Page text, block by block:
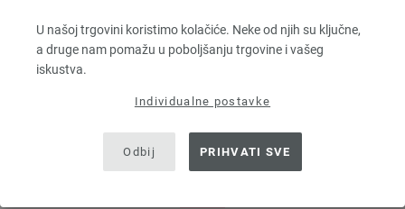
U našoj trgovini koristimo kolačiće. Neke od njih su ključne,
a druge nam pomažu u poboljšanju trgovine i vašeg
iskustva.
Individualne postavke
Odbij PRIHVATI SVE
Većina igle: 4,5 - 5,5
3,28 €RRP:5,00 €